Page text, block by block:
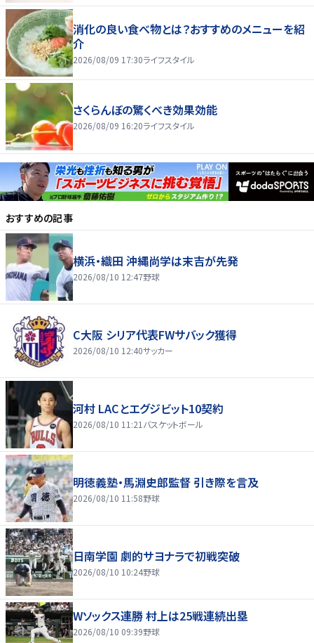
消化の良い食べ物とは？おすすめのメニューを紹
介
2026/08/09 17:30ライフスタイル
さくらんぼの驚くべき効果効能
2026/08/09 16:20ライフスタイル
おすすめの記事
横浜・織田 沖縄尚学は末吉が先発
2026/08/10 12:47野球
C大阪 シリア代表FWサバック獲得
2026/08/10 12:40サッカー
河村 LACとエグジビット10契約
2026/08/10 11:21 バスケットボール
明徳義塾・馬淵史郎監督 引き際を言及
2026/08/10 11:58野球
日南学園 劇的サヨナラで初戦突破
2026/08/10 10:24野球
Wソックス連勝 村上は25戦連続出塁
2026/08/10 09:39野球